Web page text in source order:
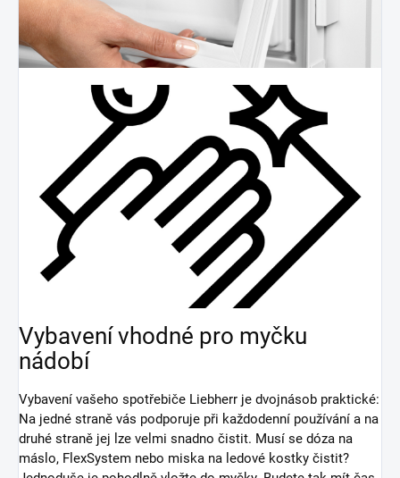
Vybavení vhodné pro myčku
nádobí
Vybavení vašeho spotřebiče Liebherr je dvojnásob praktické:
Na jedné straně vás podporuje při každodenní používání a na
druhé straně jej lze velmi snadno čistit. Musí se dóza na
máslo, FlexSystem nebo miska na ledové kostky čistit?